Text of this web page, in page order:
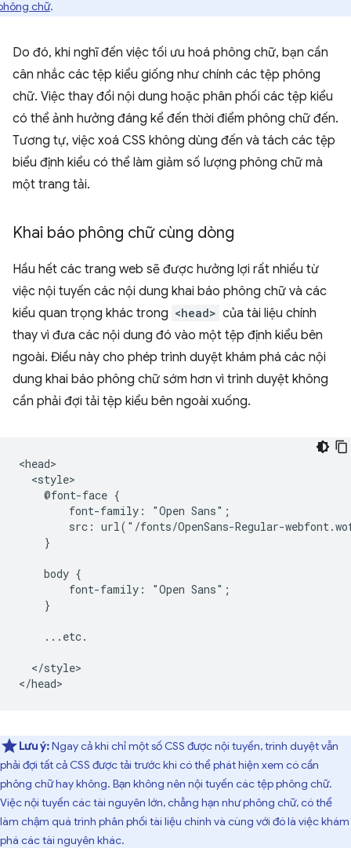
chữ.
Do đó, khi nghĩ đến việc tối ưu hoá phông chữ, bạn cần
cân nhắc các tệp kiểu giống như chính các tệp phông
chữ. Việc thay đổi nội dung hoặc phân phối các tệp kiểu
có thể ảnh hưởng đáng kể đến thời điểm phông chữ đến.
Tương tự, việc xoá CSS không dùng đến và tách các tệp
biểu định kiểu có thể làm giảm số lượng phông chữ mà
một trang tải.
Khai báo phông chữ cùng dòng
Hầu hết các trang web sẽ được hưởng lợi rất nhiều từ
việc nội tuyến các nội dung khai báo phông chữ và các
kiểu quan trọng khác trong <head> của tài liệu chính
thay vì đưa các nội dung đó vào một tệp định kiểu bên
ngoài. Điều này cho phép trình duyệt khám phá các nội
dung khai báo phông chữ sớm hơn vì trình duyệt không
cần phải đợi tải tệp kiểu bên ngoài xuống.
<head>
  <style>
    @font-face {
        font-family: "Open Sans";
src: url("/fonts/OpenSans-Regular-
    }
    body {
        font-family: "Open Sans";
    }
    ...etc.
  </style>
Lưu ý:Ngay cả khi chỉ một số CSS được nội tuyến, trình duyệt vẫn
phải đợi tất cả CSS được tải trước khi có thể phát hiện xem có cần
phông chữ hay không. Bạn không nên nội tuyến các tệp phông chữ.
Việc nội tuyến các tài nguyên lớn, chẳng hạn như phông chữ, có thể
làm chậm quá trình phân phối tài liệu chính và cùng với đó là việc khám
phá các tài nguyên khác.